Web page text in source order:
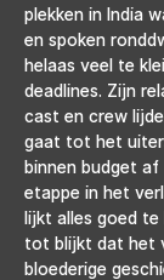
plekken in India
en spoken
helaas veel te
deadlines. Zijn
cast en crew
gaat tot het
binnen budget
etappe in het
lijkt alles goed
tot blijkt dat het
bloederige